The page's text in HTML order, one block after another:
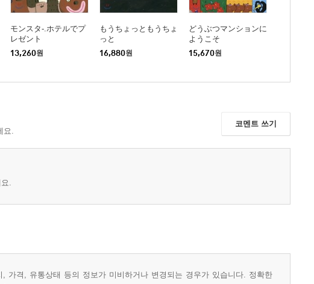
モンスタ-.ホテルでプ
レゼント
13,260원
もうちょっともうちょ
っと
16,880원
どうぶつマンションに
ようこそ
15,670원
요.
코멘트 쓰기
.
가격, 유통상태 등의 정보가 미비하거나 변경되는 경우가 있습니다. 정확한